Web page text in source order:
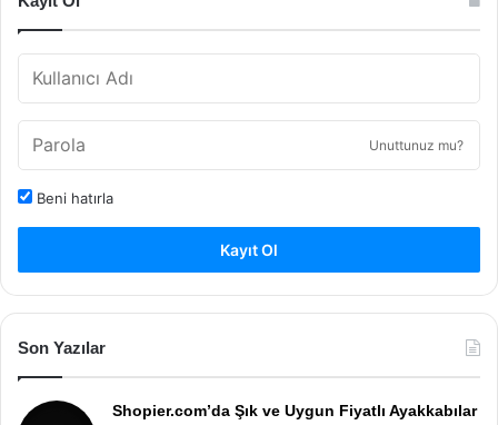
Unuttunuz mu?
Beni hatırla
Kayıt Ol
Son Yazılar
Shopier.com’da Şık ve Uygun Fiyatlı Ayakkabılar